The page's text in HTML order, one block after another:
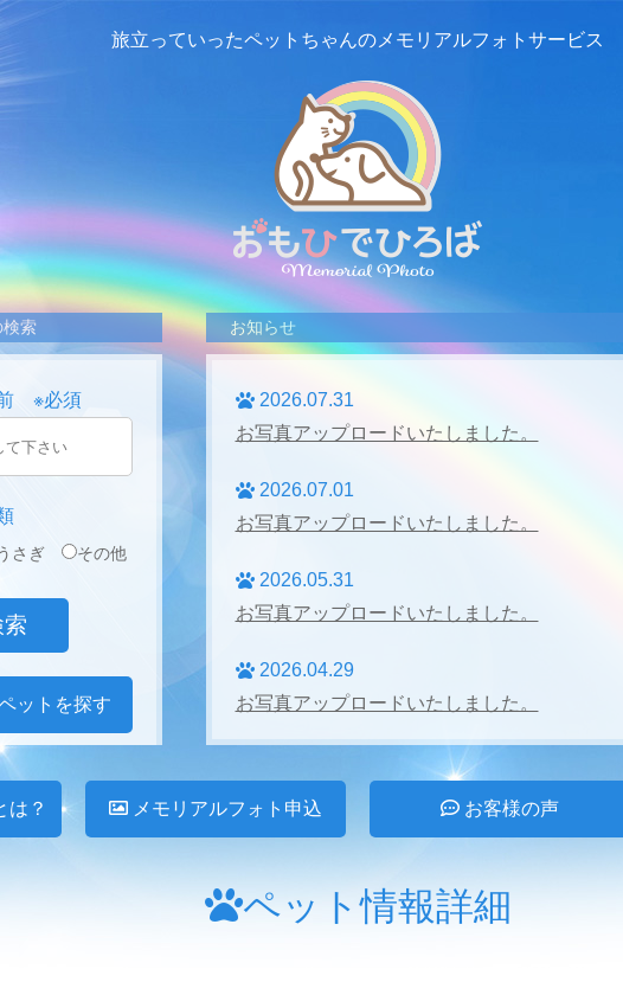
旅立っていったペットちゃんの メモリアルフォトサービス
索
※必須
さぎ その他
ットを探す
お知らせ
2026.07.31
お写真アップロードいたしました。
2026.07.01
お写真アップロードいたしました。
2026.05.31
お写真アップロードいたしました。
2026.04.29
お写真アップロードいたしました。
お写真アップロードいたしました。
は？ メモリアルフォト申込 お客様の声
ペット情報詳細